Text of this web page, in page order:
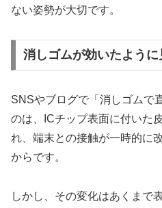
ない姿勢が大切です。
消しゴムが効いたように
SNSやブログで「消しゴムで
のは、ICチップ表面に付いた
れ、端末との接触が一時的に
からです。
しかし、その変化はあくまで